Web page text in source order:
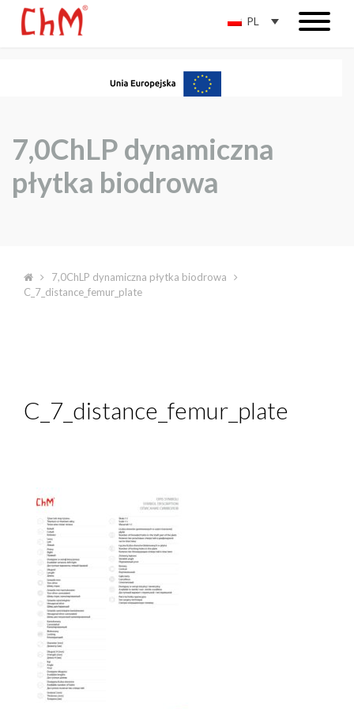
PL
7,0ChLP dynamiczna
płytka biodrowa
7,0ChLP dynamiczna płytka biodrowa
C_7_distance_femur_plate
C_7_distance_femur_plate